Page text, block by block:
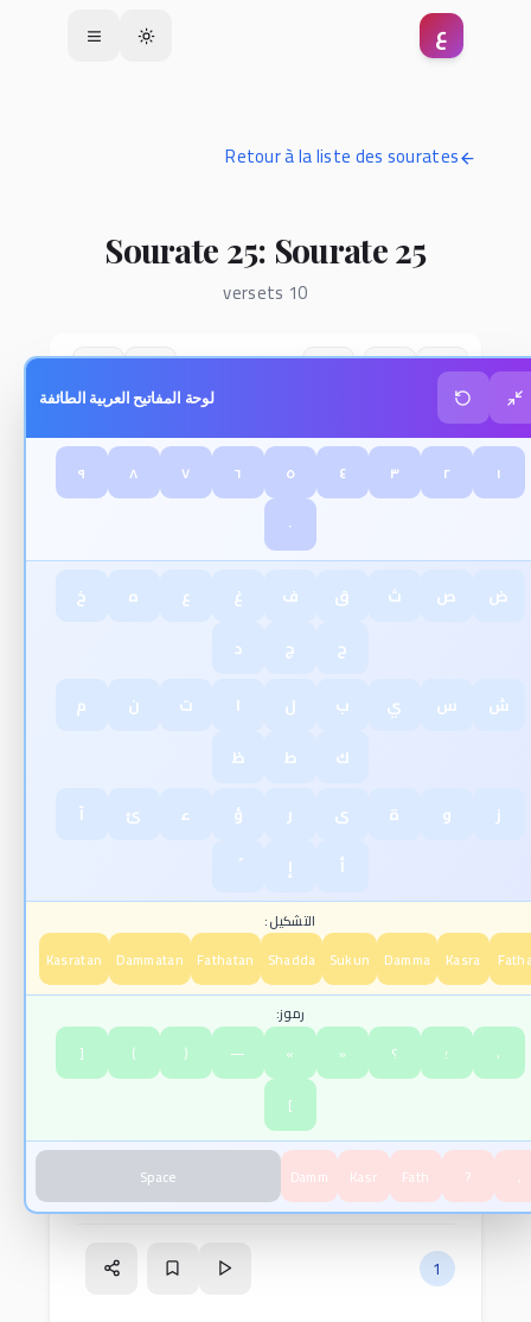
ع Toggle theme
Retour à la liste des sourates
Sourate 25: Sourate 25
10 versets
بِسْمِ اللَّهِ الرَّحْمَٰنِ الرَّحِيمِ
Versets de la sourate
versets
1
لوحة المفاتيح العربية الطائفة
١ ٢ ٣ ٤ ٥ ٦ ٧ ٨ ٩
٠
ض ص ث ق ف غ ع ه
خ
ح
ج
د
ش
س ي ب ل ا ت ن
م
ك
ط
ظ
ز
و ة ى ر ؤ ء ئ
آ
أ
إ
التشكيل:
Kasra
Damma
Sukun
Shadda
Fathatan
Dammatan
Kasratan
رموز:
،
؛ ؟ «
»
—
(
)
[
]
?
Fath
Kasr
Damm
Space